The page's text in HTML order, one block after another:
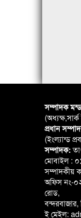
সম্পাদক
প্রধান
(ইংল্যান্ড
সম্পাদক:
মোবাইল :
সম্পাদকীয়
অফিস নং-
রোড,
বন্দরবাজার,
ই মেইল: